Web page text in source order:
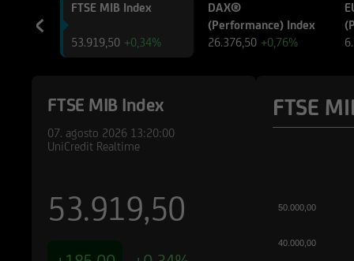
FTSE MIB Index
53.919,50 +0,34%
DAX®
(Performance) Index
26.376,50 +0,76%
FTSE MIB Index
07. agosto 2026 13:20:00
UniCredit Realtime
53.919,50
FTSE
40.000,00
50.000,00
Le informazioni e
pubblicitaria/
in materia di
decisioni di
di investimento
l'utente dovrà
pertinenti Final
informazioni
costi relativi agli